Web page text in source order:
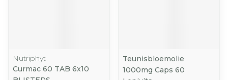
Nutriphyt
Curmac 60 TAB 6x10
Teunisbloemolie
1000mg Caps 60